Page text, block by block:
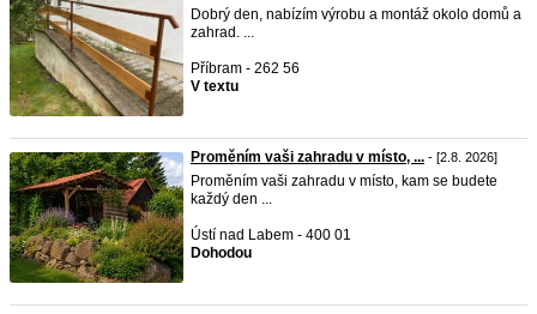
Dobrý den, nabízím výrobu a montáž okolo domů a
zahrad. ...
Příbram - 262 56
V textu
Proměním vaši zahradu v místo, ... - [2.8. 2026]
Proměním vaši zahradu v místo, kam se budete
každý den ...
Ústí nad Labem - 400 01
Dohodou